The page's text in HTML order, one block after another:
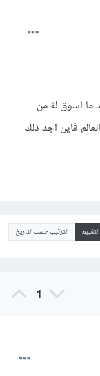
ما اسوق لة من
فاين اجد ذلك
الترتيب حسب التاريخ
1